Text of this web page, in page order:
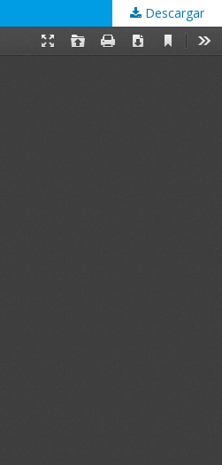
Descargar